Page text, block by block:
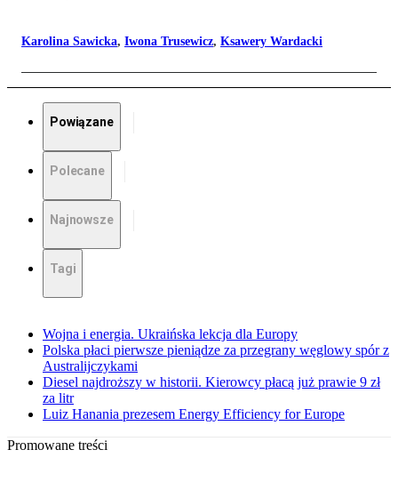
Karolina Sawicka, Iwona Trusewicz, Ksawery Wardacki
Powiązane
Polecane
Najnowsze
Tagi
Wojna i energia. Ukraińska lekcja dla Europy
Polska płaci pierwsze pieniądze za przegrany węglowy spór z
Australijczykami
Diesel najdroższy w historii. Kierowcy płacą już prawie 9 zł
za litr
Luiz Hanania prezesem Energy Efficiency for Europe
Promowane treści